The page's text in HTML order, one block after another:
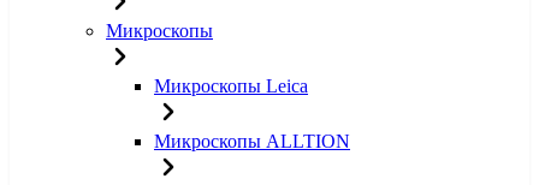
Микроскопы
Микроскопы Leica
Микроскопы ALLTION